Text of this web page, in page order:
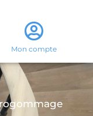
Mon compte